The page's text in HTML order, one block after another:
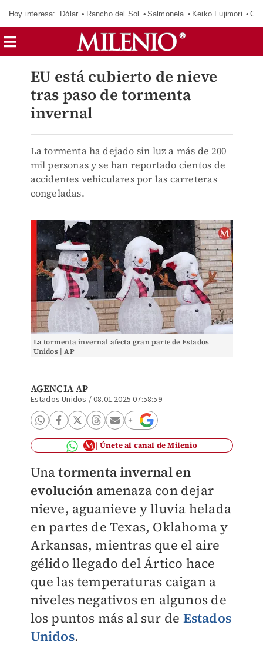
Hoy interesa: Dólar Rancho del Sol Salmonela Keiko Fujimori
EU está cubierto de nieve
tras paso de tormenta
invernal
La tormenta ha dejado sin luz a más de 200
mil personas y se han reportado cientos de
accidentes vehiculares por las carreteras
congeladas.
La tormenta invernal afecta gran parte de Estados
Unidos | AP
AGENCIA AP
Estados Unidos /08.01.2025 07:58:59
Únete al canal de Milenio
Unatormenta invernal en
evolución amenaza con dejar
nieve, aguanieve y lluvia helada
en partes de Texas, Oklahoma y
Arkansas, mientras que el aire
gélido llegado del Ártico hace
que las temperaturas caigan a
niveles negativos en algunos de
los puntos más al sur de Estados
Unidos.